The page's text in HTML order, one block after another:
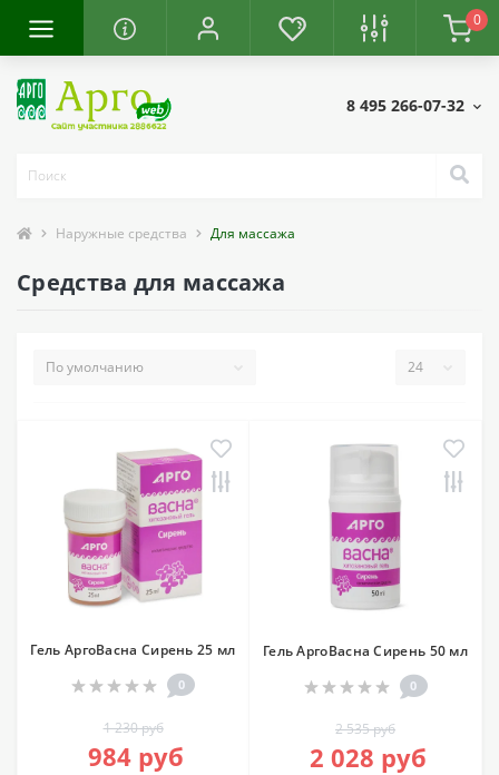
0
8 495 266-07-32
Наружные средства Для массажа
Средства для массажа
Гель АргоВасна Сирень 25 мл
0
1 230 руб
984 руб
Гель АргоВасна Сирень 50 мл
0
2 535 руб
2 028 руб